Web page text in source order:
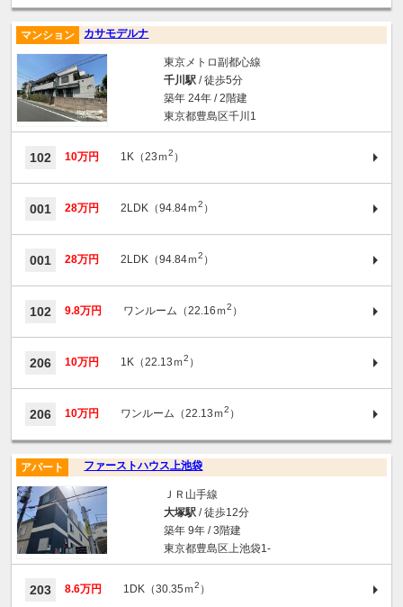
カサモデルナ
マンション
東京メトロ副都心線
千川駅/ 徒歩5分
築年 24年 / 2階建
東京都豊島区千川1
102 10万円 1K（23ｍ2 ）
001 28万円 2LDK（94.84ｍ2 ）
001 28万円 2LDK（94.84ｍ2 ）
102 9.8万円 ワンルーム（22.16ｍ2 ）
206 10万円 1K（22.13ｍ2 ）
206 10万円 ワンルーム（22.13ｍ2 ）
ファーストハウス上池袋
アパート
ＪＲ山手線
大塚駅/ 徒歩12分
築年 9年 / 3階建
東京都豊島区上池袋1-
203 8.6万円 1DK（30.35ｍ2 ）